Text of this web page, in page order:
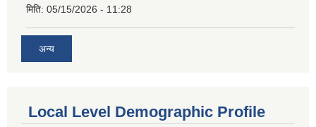
मिति: 05/15/2026 - 11:28
अन्य
Local Level Demographic Profile